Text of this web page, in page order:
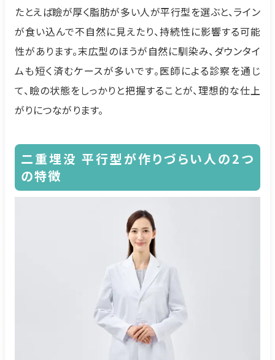
たとえば瞼が厚く脂肪が多い人が平行型を選ぶと、ライン
が食い込んで不自然に見えたり、持続性に影響する可能
性があります。末広型のほうが自然に馴染み、ダウンタイ
ムも短く済むケースが多いです。医師による診察を通じ
て、瞼の状態をしっかりと把握することが、理想的な仕上
がりにつながります。
二重埋没 平行型が作りづらい人の2つ
の特徴